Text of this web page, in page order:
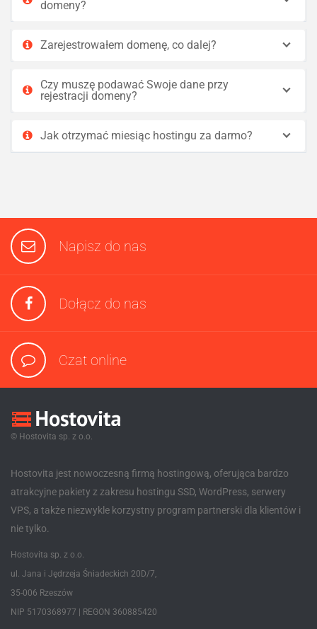
domeny?
Zarejestrowałem domenę, co dalej?
Czy muszę podawać Swoje dane przy
rejestracji domeny?
Jak otrzymać miesiąc hostingu za darmo?
Napisz do nas
Dołącz do nas
Czat online
© Hostovita sp. z o.o.
Hostovita jest nowoczesną firmą hostingową, oferująca bardzo
atrakcyjne pakiety z zakresu hostingu SSD, WordPress, serwery
VPS, a także niezwykle korzystny program partnerski dla klientów i
nie tylko.
Hostovita sp. z o.o.
ul. Jana i Jędrzeja Śniadeckich 20D/7,
35-006 Rzeszów
NIP 5170368977 | REGON 360885420